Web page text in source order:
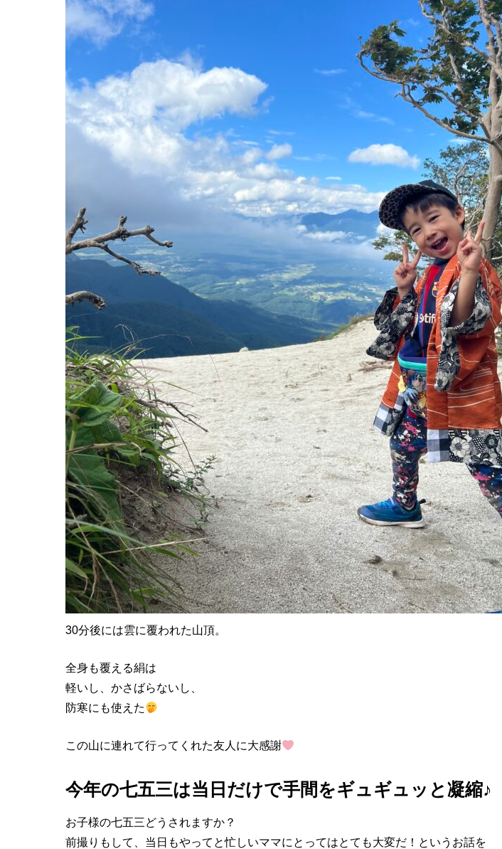
30分後には雲に覆われた山頂。
全身も覆える絹は
軽いし、かさばらないし、
防寒にも使えた
この山に連れて行ってくれた友人に大感謝
今年の七五三は当日だけで手間をギュギュッと凝縮♪
お子様の七五三どうされますか？
前撮りもして、当日もやってと忙しいママにとってはとても大変だ！というお話を